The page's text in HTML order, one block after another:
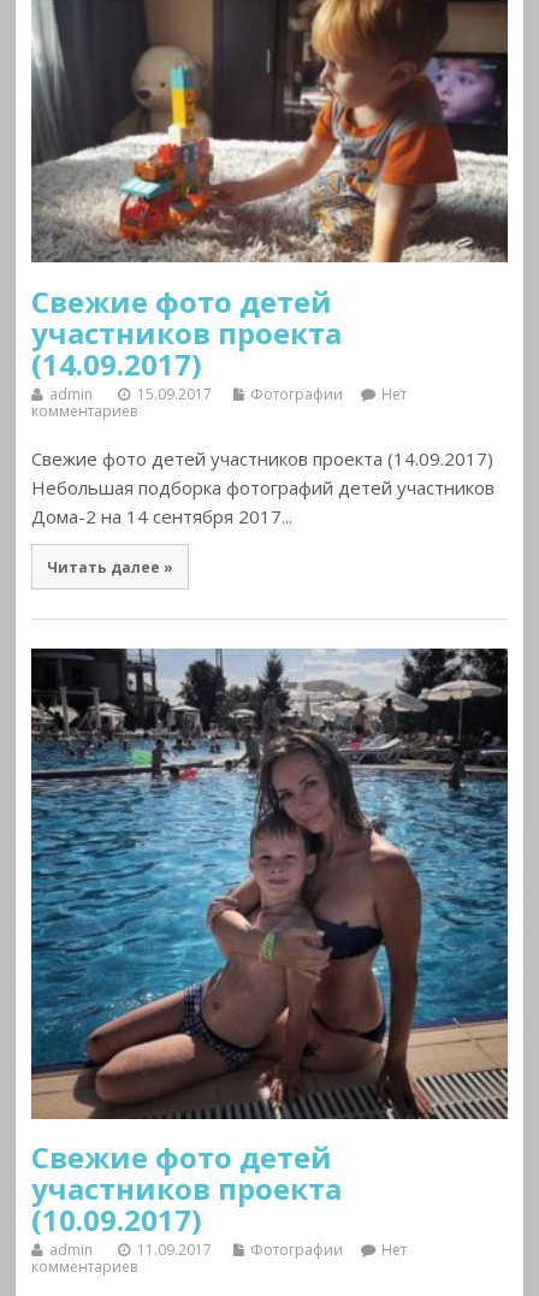
Свежие фото детей
участников проекта
(14.09.2017)
admin 15.09.2017 Фотографии
Нет
комментариев
Свежие фото детей участников проекта (14.09.2017)
Небольшая подборка фотографий детей участников
Дома-2 на 14 сентября 2017...
Читать далее »
Свежие фото детей
участников проекта
(10.09.2017)
admin 11.09.2017 Фотографии
Нет
комментариев